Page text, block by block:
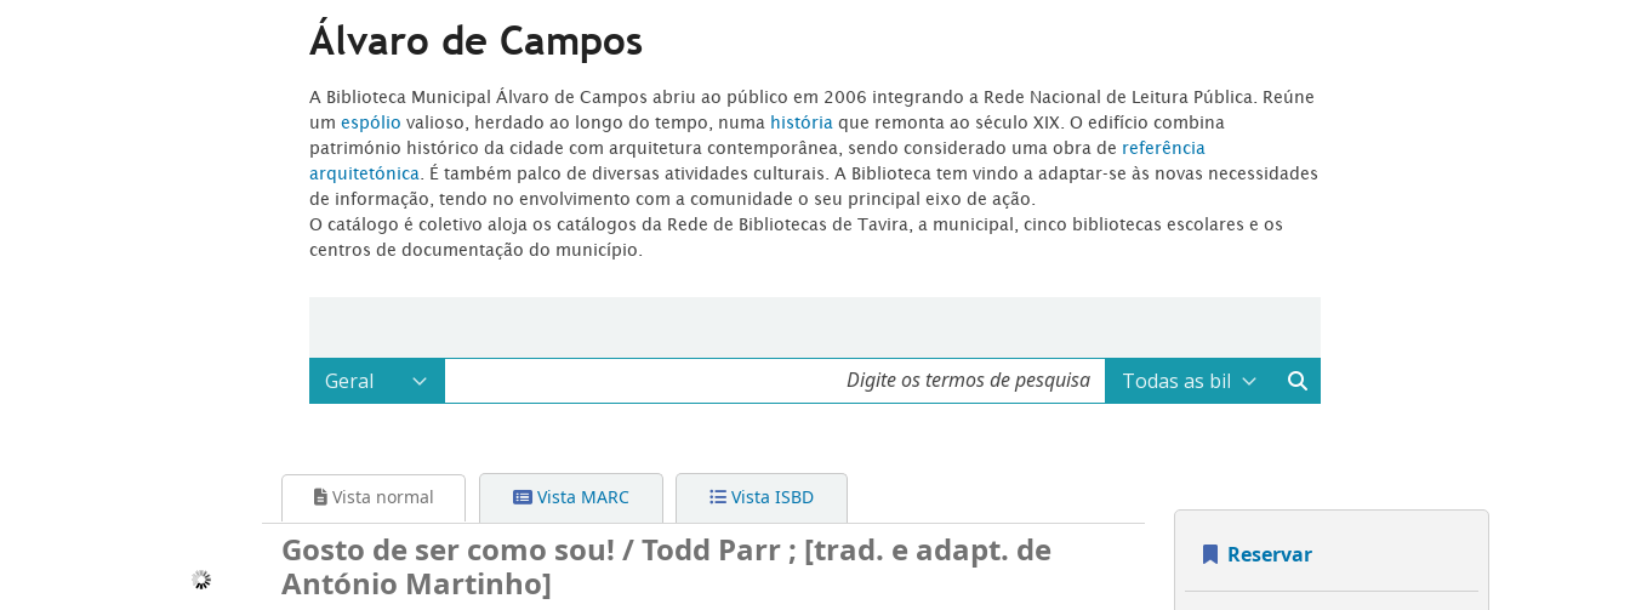
Álvaro de Campos
A Biblioteca Municipal Álvaro de Campos abriu ao público em 2006 integrando a Rede Nacional de Leitura Pública. Reúne
um espólio valioso, herdado ao longo do tempo, numa história que remonta ao século XIX. O edifício combina
património histórico da cidade com arquitetura contemporânea, sendo considerado uma obra de referência
arquitetónica . É também palco de diversas atividades culturais. A Biblioteca tem vindo a adaptar-se às novas necessidades
de informação, tendo no envolvimento com a comunidade o seu principal eixo de ação.
O catálogo é coletivo aloja os catálogos da Rede de Bibliotecas de Tavira, a municipal, cinco bibliotecas escolares e os
centros de documentação do município.
Vista normal Vista MARC Vista ISBD
Gosto de ser como sou! / Todd Parr ; [trad. e adapt. de
António Martinho]
Reservar